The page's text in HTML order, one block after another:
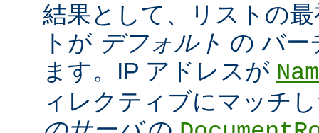
結果として、リストの
トが デフォルト の バー
ます。IP アドレスが
ィレクティブにマッチ